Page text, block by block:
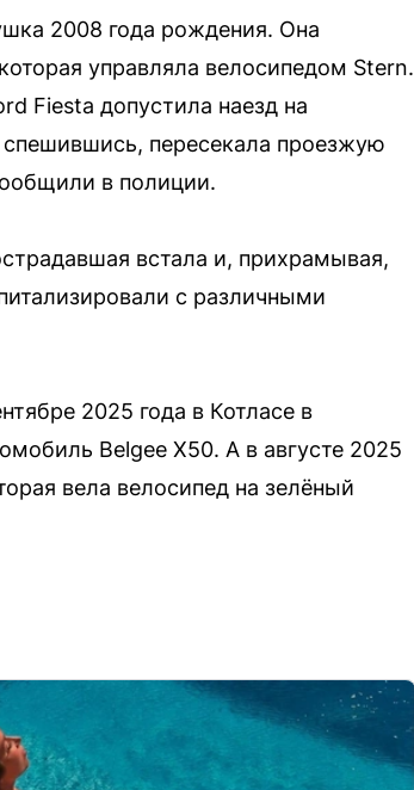
2008 года рождения. Она
управляла велосипедом Stern.
Fiesta допустила наезд на
пересекала проезжую
в полиции.
встала и, прихрамывая,
с различными
2025 года в Котласе в
Belgee X50. А в августе 2025
вела велосипед на зелёный